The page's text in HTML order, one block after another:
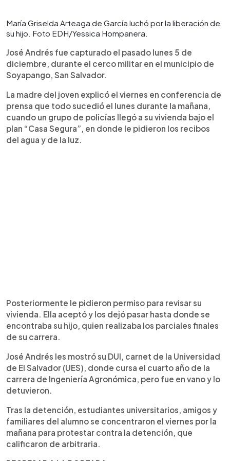
María Griselda Arteaga de García luchó por la liberación de
su hijo. Foto EDH/Yessica Hompanera.
José Andrés fue capturado el pasado lunes 5 de
diciembre, durante el cerco militar en el municipio de
Soyapango, San Salvador.
La madre del joven explicó el viernes en conferencia de
prensa que todo sucedió el lunes durante la mañana,
cuando un grupo de policías llegó a su vivienda bajo el
plan “Casa Segura”, en donde le pidieron los recibos
del agua y de la luz.
Posteriormente le pidieron permiso para revisar su
vivienda. Ella aceptó y los dejó pasar hasta donde se
encontraba su hijo, quien realizaba los parciales finales
de su carrera.
José Andrés les mostró su DUI, carnet de la Universidad
de El Salvador (UES), donde cursa el cuarto año de la
carrera de Ingeniería Agronómica, pero fue en vano y lo
detuvieron.
Tras la detención, estudiantes universitarios, amigos y
familiares del alumno se concentraron el viernes por la
mañana para protestar contra la detención, que
calificaron de arbitraria.